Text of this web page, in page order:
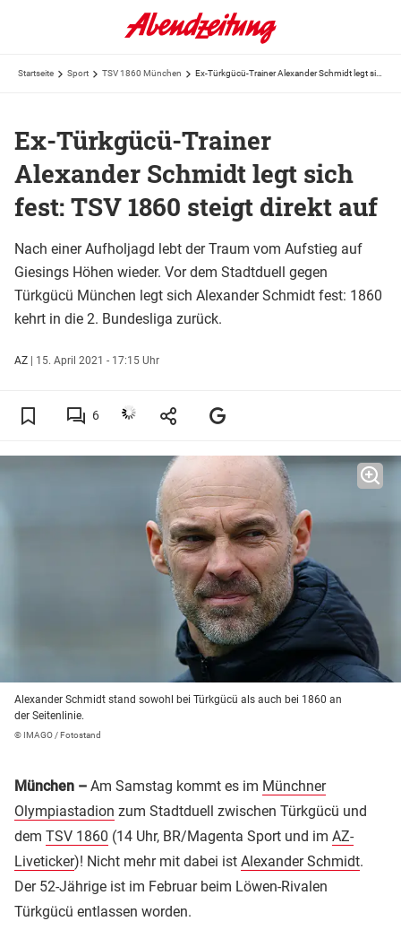
Startseite Sport TSV 1860 München
Ex-Türkgücü-Trainer
Alexander Schmidt legt sich
fest: TSV 1860 steigt direkt auf
Nach einer Aufholjagd lebt der Traum vom Aufstieg auf
Giesings Höhen wieder. Vor dem Stadtduell gegen
Türkgücü München legt sich Alexander Schmidt fest: 1860
kehrt in die 2. Bundesliga zurück.
AZ | 15. April 2021 - 17:15 Uhr
6
Alexander Schmidt stand sowohl bei Türkgücü als auch bei 1860 an
der Seitenlinie.
© IMAGO / Fotostand
München – Am Samstag kommt es im Münchner
Olympiastadion zum Stadtduell zwischen Türkgücü und
dem TSV 1860 (14 Uhr, BR/Magenta Sport und im AZ-
Liveticker)! Nicht mehr mit dabei ist Alexander Schmidt.
Der 52-Jährige ist im Februar beim Löwen-Rivalen
Türkgücü entlassen worden.